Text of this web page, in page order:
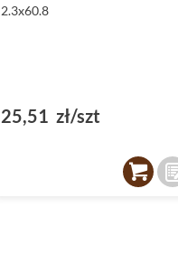
2.3x60.8
25,51 zł/szt